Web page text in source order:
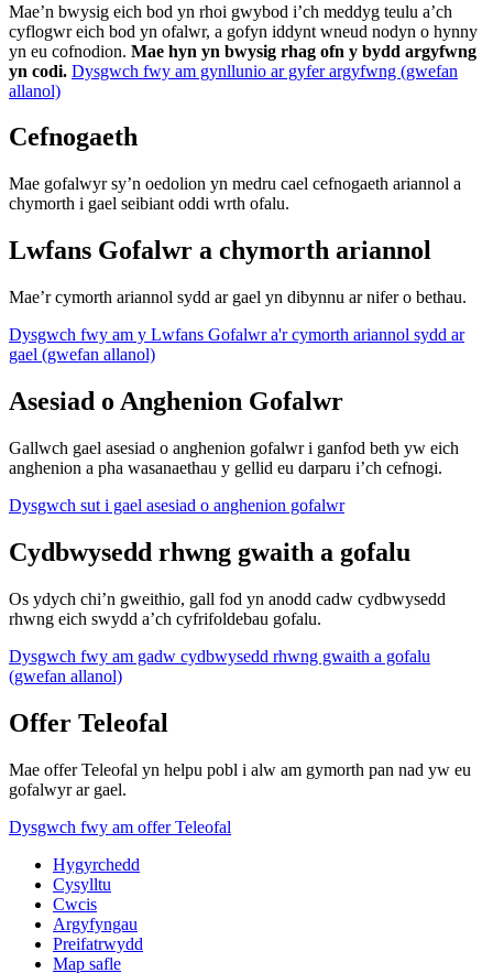
Mae’n bwysig eich bod yn rhoi gwybod i’ch meddyg teulu a’ch
cyflogwr eich bod yn ofalwr, a gofyn iddynt wneud nodyn o hynny
yn eu cofnodion. Mae hyn yn bwysig rhag ofn y bydd argyfwng
yn codi. Dysgwch fwy am gynllunio ar gyfer argyfwng (gwefan
allanol)
Cefnogaeth
Mae gofalwyr sy’n oedolion yn medru cael cefnogaeth ariannol a
chymorth i gael seibiant oddi wrth ofalu.
Lwfans Gofalwr a chymorth ariannol
Mae’r cymorth ariannol sydd ar gael yn dibynnu ar nifer o bethau.
Dysgwch fwy am y Lwfans Gofalwr a'r cymorth ariannol sydd ar
gael (gwefan allanol)
Asesiad o Anghenion Gofalwr
Gallwch gael asesiad o anghenion gofalwr i ganfod beth yw eich
anghenion a pha wasanaethau y gellid eu darparu i’ch cefnogi.
Dysgwch sut i gael asesiad o anghenion gofalwr
Cydbwysedd rhwng gwaith a gofalu
Os ydych chi’n gweithio, gall fod yn anodd cadw cydbwysedd
rhwng eich swydd a’ch cyfrifoldebau gofalu.
Dysgwch fwy am gadw cydbwysedd rhwng gwaith a gofalu
(gwefan allanol)
Offer Teleofal
Mae offer Teleofal yn helpu pobl i alw am gymorth pan nad yw eu
gofalwyr ar gael.
Dysgwch fwy am offer Teleofal
Hygyrchedd
Cysylltu
Cwcis
Argyfyngau
Preifatrwydd
Map safle